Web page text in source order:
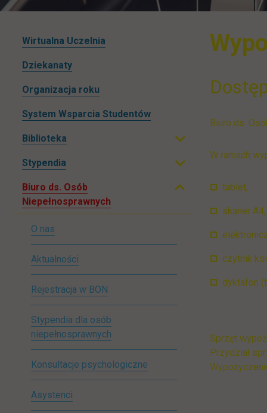
Pomiń
nawigacje
Wirtualna Uczelnia
Dziekanaty
Organizacja roku
System Wsparcia Studentów
Biblioteka Rozwiń podmenu
Stypendia Rozwiń podmenu
Biuro ds. Osób
Niepełnosprawnych
Zwiń podmenu
O nas
Aktualności
Rejestracja w BON
Stypendia dla osób
niepełnosprawnych
Konsultacje psychologiczne
Asystenci
Biuro ds.
W ramach
tablet,
skaner A4,
czytnik
dyktafon
Sprzęt
Przydział